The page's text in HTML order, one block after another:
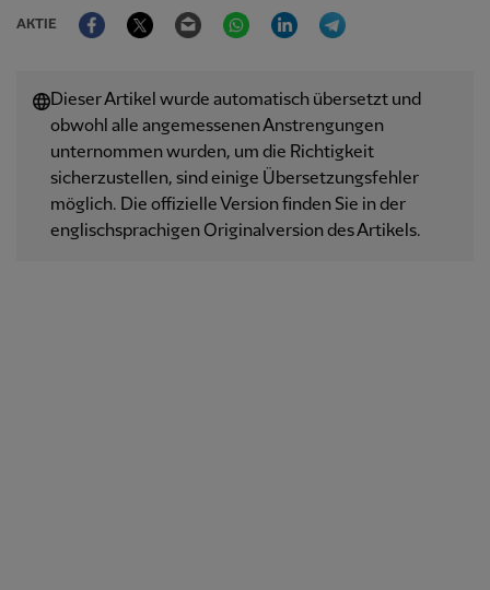
AKTIE
FacebookTwitter Email WhatsAppLinkedIn
Dieser Artikel wurde automatisch übersetzt und
obwohl alle angemessenen Anstrengungen
unternommen wurden, um die Richtigkeit
sicherzustellen, sind einige Übersetzungsfehler
möglich. Die offizielle Version finden Sie in der
englischsprachigen Originalversion des Artikels.